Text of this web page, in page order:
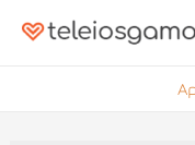
Μετάβαση
στο